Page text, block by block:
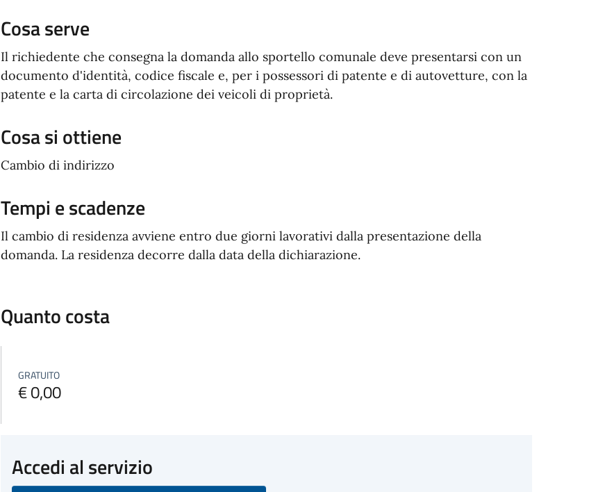
Cosa serve
Il richiedente che consegna la domanda allo sportello comunale deve presentarsi con un
documento d'identità, codice fiscale e, per i possessori di patente e di autovetture, con la
patente e la carta di circolazione dei veicoli di proprietà.
Cosa si ottiene
Cambio di indirizzo
Tempi e scadenze
Il cambio di residenza avviene entro due giorni lavorativi dalla presentazione della
domanda. La residenza decorre dalla data della dichiarazione.
Quanto costa
GRATUITO
€ 0,00
Accedi al servizio